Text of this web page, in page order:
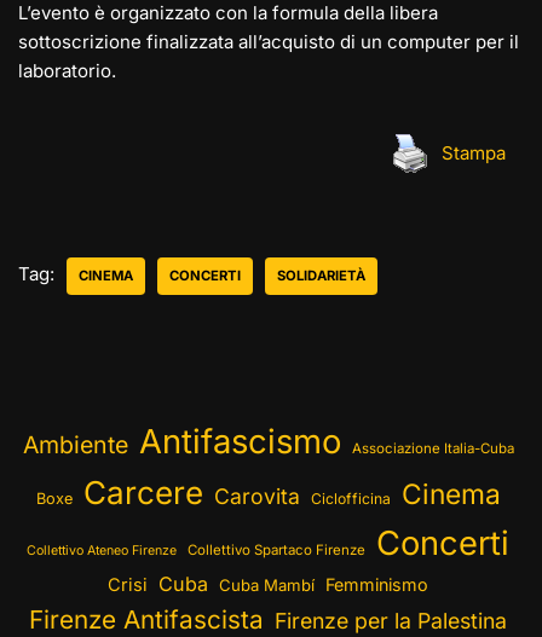
L’evento è organizzato con la formula della libera
sottoscrizione finalizzata all’acquisto di un computer per il
laboratorio.
Stampa
Tag: CINEMA CONCERTI SOLIDARIETÀ
Ambiente Antifascismo Associazione Italia-Cuba
Boxe Carcere Carovita Ciclofficina Cinema
Collettivo Ateneo Firenze Collettivo Spartaco Firenze Concerti
Crisi Cuba Cuba Mambí Femminismo
Firenze Antifascista Firenze per la Palestina